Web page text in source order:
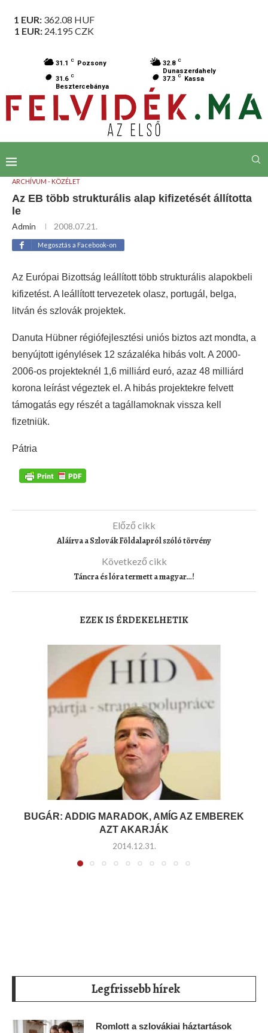
1 EUR: 362.08 HUF
1 EUR: 24.195 CZK
31.1 C Pozsony 32.8 C
Dunaszerdahely
31.6 C
Besztercebánya
37.3 C Kassa
ARCHÍVUM - KÖZÉLET
Az EB több strukturális alap kifizetését állította
le
Admin 2008.07.21.
Megosztás a Facebook-on
Az Európai Bizottság leállított több strukturális alapokbeli
kifizetést. A leállított tervezetek olasz, portugál, belga,
litván és szlovák projektek.
Danuta Hübner régiófejlesztési uniós biztos azt mondta, a
benyújtott igénylések 12 százaléka hibás volt. A 2000-
2006-os projekteknél 1,6 milliárd euró, azaz 48 milliárd
korona leírást végeztek el. A hibás projektekre felvett
támogatás egy részét a tagállamoknak vissza kell
fizetniük.
Pátria
Előző cikk
Aláírva a Szlovák Földalapról szóló törvény
Következő cikk
Táncra és lóra termett a magyar…!
EZEK IS ÉRDEKELHETIK
BUGÁR: ADDIG MARADOK, AMÍG AZ EMBEREK
AZT AKARJÁK
2014.12.31.
Legfrissebb hírek
Romlott a szlovákiai háztartások